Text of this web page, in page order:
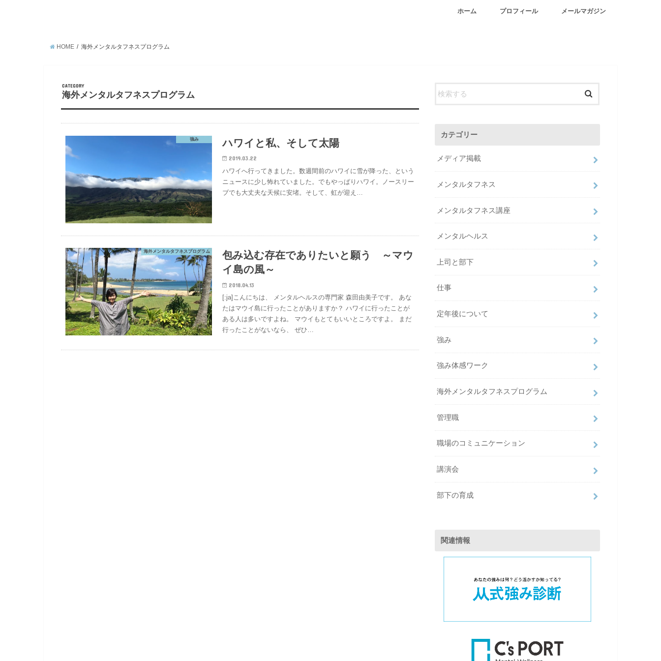
ホーム プロフィール メールマガジン
HOME 海外メンタルタフネスプログラム
CATEGORY
海外メンタルタフネスプログラム
強み ハワイと私、そして太陽
2019.03.22
ハワイへ行ってきました。数週間前のハワイに雪が降った、という
ニュースに少し怖れていました。でもやっぱりハワイ。ノースリー
ブでも大丈夫な天候に安堵。そして、虹が迎え…
海外メンタルタフネスプログラム
包み込む存在でありたいと願う ～マウ
イ島の風～
2018.04.13
[:ja]こんにちは、 メンタルヘルスの専門家 森田由美子です。 あな
たはマウイ島に行ったことがありますか？ ハワイに行ったことが
ある人は多いですよね。 マウイもとてもいいところですよ。 まだ
行ったことがないなら、 ぜひ…
カテゴリー
メディア掲載
メンタルタフネス
メンタルタフネス講座
メンタルヘルス
上司と部下
仕事
定年後について
強み
強み体感ワーク
海外メンタルタフネスプログラム
管理職
職場のコミュニケーション
講演会
部下の育成
関連情報